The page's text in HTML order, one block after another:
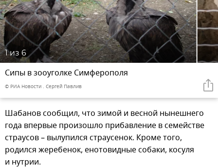
1из 6
Сипы в зооуголке Симферополя
© РИА Новости . Сергей Павлив
Шабанов сообщил, что зимой и весной нынешнего
года впервые произошло прибавление в семействе
страусов – вылупился страусенок. Кроме того,
родился жеребенок, енотовидные собаки, косуля
и нутрии.